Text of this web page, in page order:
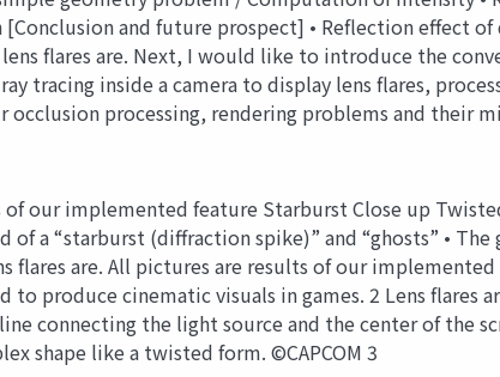
and future prospect] • Reflection effect
flares are. Next, I would like to introduce the
tracing inside a camera to display lens flares,
processing, rendering problems and their
our implemented feature Starburst Close up
a “starburst (diffraction spike)” and “ghosts” •
are. All pictures are results of our
produce cinematic visuals in games. 2 Lens
connecting the light source and the center of the
shape like a twisted form. ©CAPCOM 3